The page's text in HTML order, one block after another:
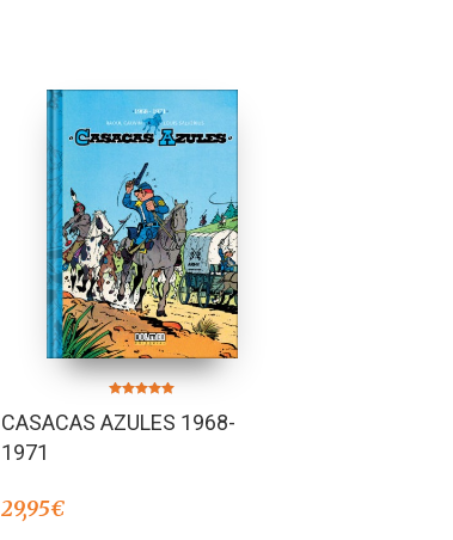
5.00
de 5
CASACAS AZULES 1968-
1971
29,95€